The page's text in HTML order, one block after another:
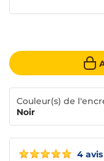
4
Couleur(s) de
Noir